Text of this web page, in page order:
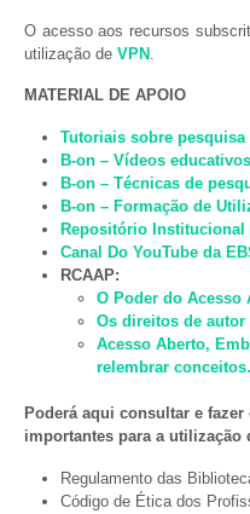
O acesso aos recursos
utilização de VPN
MATERIAL DE APOIO
Tutoriais sobre
B-on – Vídeos educativos
B-on – Técnicas de
B-on – Formação de
Repositório Institucional
Canal Do YouTube da
RCAAP:
O Poder do Acesso
Os direitos de
Acesso Aberto,
relembrar
Poderá aqui consultar e
importantes para a utilização
Regulamento das
Código de Ética dos